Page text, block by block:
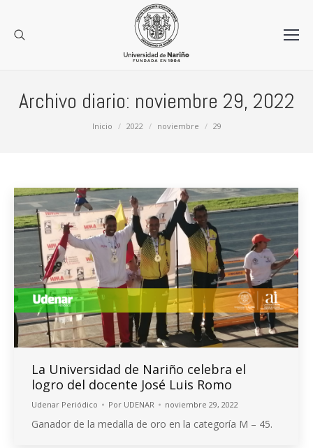
Archivo diario: noviembre 29, 2022
Inicio 2022 noviembre 29
La Universidad de Nariño celebra el
logro del docente José Luis Romo
Udenar Periódico Por UDENAR noviembre 29, 2022
Ganador de la medalla de oro en la categoría M – 45.